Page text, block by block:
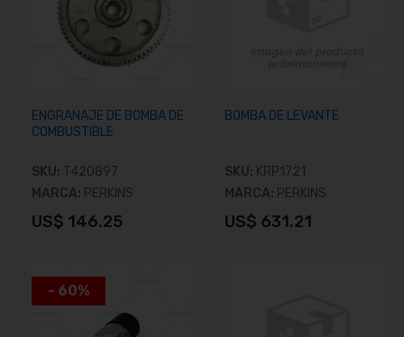
ENGRANAJE DE BOMBA DE
COMBUSTIBLE
SKU: T420897
MARCA: PERKINS
US$ 146.25
BOMBA DE LEVANTE
SKU: KRP1721
MARCA: PERKINS
US$ 631.21
- 60%